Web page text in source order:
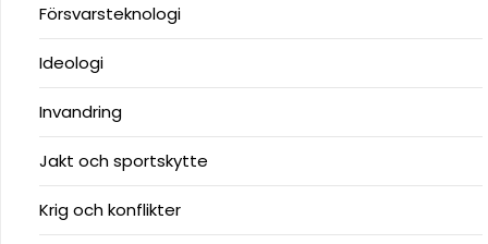
Försvarsteknologi
Ideologi
Invandring
Jakt och sportskytte
Krig och konflikter